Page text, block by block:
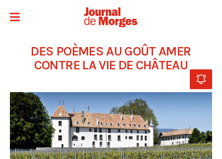
DES POÈMES AU GOÛT AMER
CONTRE LA VIE DE CHÂTEAU